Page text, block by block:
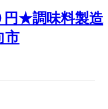
★調味料製造
市